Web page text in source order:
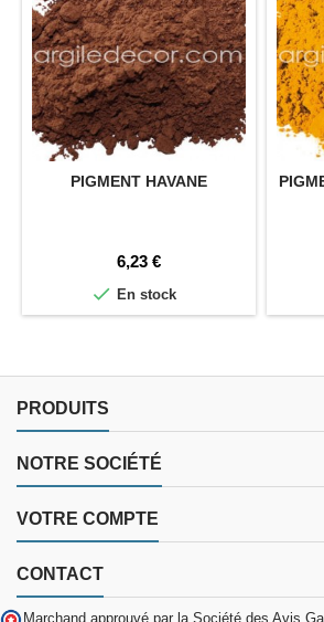
PIGMENT HAVANE
Prix
6,23 €
 En stock
PRODUITS
NOTRE SOCIÉTÉ
VOTRE COMPTE
CONTACT
Marchand approuvé par la Société des Avis